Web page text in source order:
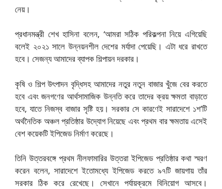
নেয়।
প্রধানমন্ত্রী শেখ হাসিনা বলেন, ‘আমরা সঠিক পরিকল্পনা নিয়ে এগিয়েছি
বলেই ২০২১ সালে উন্নয়নশীল দেশের মর্যাদা পেয়েছি। এটা ধরে রাখতে
হবে। সেজন্য আমাদের ব্যাপক শিল্পায়ন দরকার।
কৃষি ও শিল্প উৎপাদন বৃদ্ধিসহ আমাদের নতুর নতুন বাজার খুঁজে বের করতে
হবে এবং জনগণের আর্থসামাজিক উন্নতি করে তাদের ক্রয় ক্ষমতা বাড়াতে
হবে, যাতে নিজস্ব বাজার সৃষ্টি হয়। সরকার সে কারণেই সারাদেশে ১শ’টি
অর্থনৈতিক অঞ্চল প্রতিষ্ঠার উদ্যোগ নিয়েছে এবং প্রথম বার ক্ষমতায় এসেই
বেশ কয়েকটি ইপিজেড নির্মাণ করেছে।
তিনি উত্তরবঙ্গে প্রথম নীলফামারির উত্তরা ইপিজেড প্রতিষ্ঠার কথা স্মরণ
করেন বলেন, সারাদেশে ইতোমধ্যে ইপিজেড করতে ৯৭টি জায়গায় তাঁর
সরকার ঠিক করে রেখেছে। সেখানে পর্যায়ক্রমে বিনিয়োগ আসবে।